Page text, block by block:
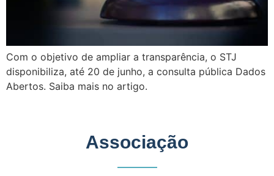
Com o objetivo de ampliar a transparência, o STJ
disponibiliza, até 20 de junho, a consulta pública Dados
Abertos. Saiba mais no artigo.
Associação